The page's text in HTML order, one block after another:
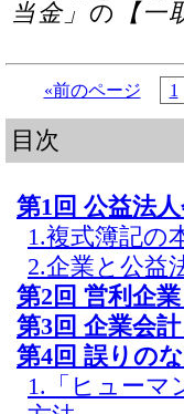
当金」 の 【
«前のページ 1
目次
第1回 公益法
1.複式簿記の
2.企業と公益
第2回 営利企
第3回 企業会
第4回 誤りの
1.「ヒューマ